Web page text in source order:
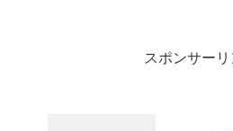
スポンサーリ